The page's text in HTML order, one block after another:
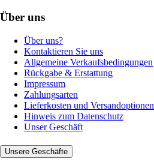
Über uns
Über uns?
Kontaktieren Sie uns
Allgemeine Verkaufsbedingungen
Rückgabe & Erstattung
Impressum
Zahlungsarten
Lieferkosten und Versandoptionen
Hinweis zum Datenschutz
Unser Geschäft
Unsere Geschäfte